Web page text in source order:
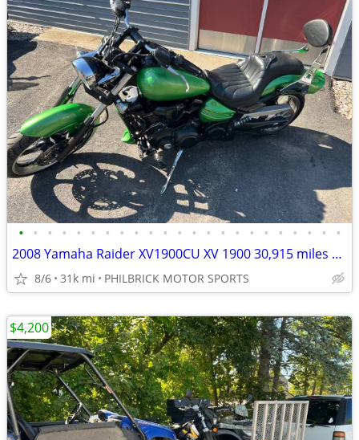
• • • • • • • • • • • • • • • • • • • • • • •
2008 Yamaha Raider XV1900CU XV 1900 30,915 miles Motorcycle Will Trade
8/6 31k mi PHILBRICK MOTOR SPORTS
$4,200